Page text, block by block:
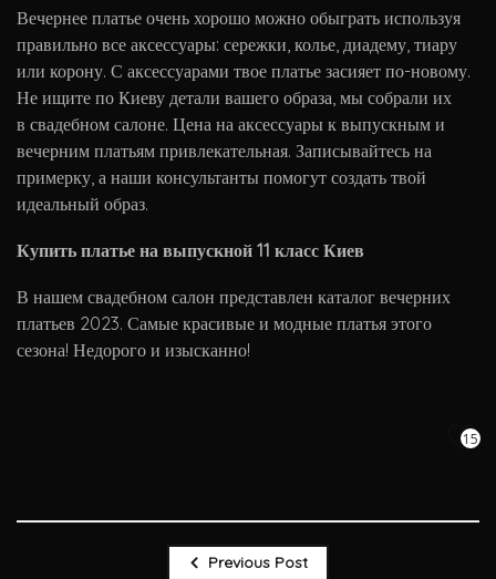
Вечернее платье очень хорошо можно обыграть используя
правильно все аксессуары: сережки, колье, диадему, тиару
или корону. С аксессуарами твое платье засияет по-новому.
Не ищите по Киеву детали вашего образа, мы собрали их
в свадебном салоне. Цена на аксессуары к выпускным и
вечерним платьям привлекательная. Записывайтесь на
примерку, а наши консультанты помогут создать твой
идеальный образ.
Купить платье на выпускной 11 класс Киев
В нашем свадебном салон представлен каталог вечерних
платьев 2023. Самые красивые и модные платья этого
сезона! Недорого и изысканно!
15
Previous Post